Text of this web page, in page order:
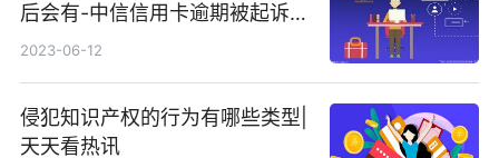
后会有-中信信用卡逾期被起诉后
会有什么影响
2023-06-12
侵犯知识产权的行为有哪些类型|
天天看热讯